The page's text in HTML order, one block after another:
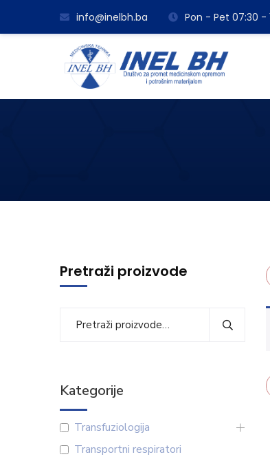
info@inelbh.ba Pon - Pet 07:30 -
Pretraži proizvode
Kategorije
Transfuziologija
Transportni respiratori